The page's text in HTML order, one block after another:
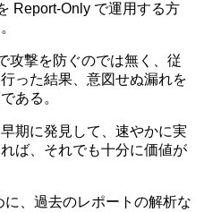
Report-Only で運用する方
攻撃を防ぐのでは無く、従
った結果、意図せぬ漏れを
ある。
期に発見して、速やかに実
ば、それでも十分に価値が
、過去のレポートの解析な